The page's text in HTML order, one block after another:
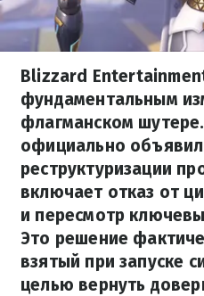
Blizzard
фундаментальным
флагманском
официально
реструктуризации
включает отказ от
и пересмотр
Это решение
взятый при запуске
целью вернуть